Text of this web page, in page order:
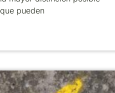
que pueden